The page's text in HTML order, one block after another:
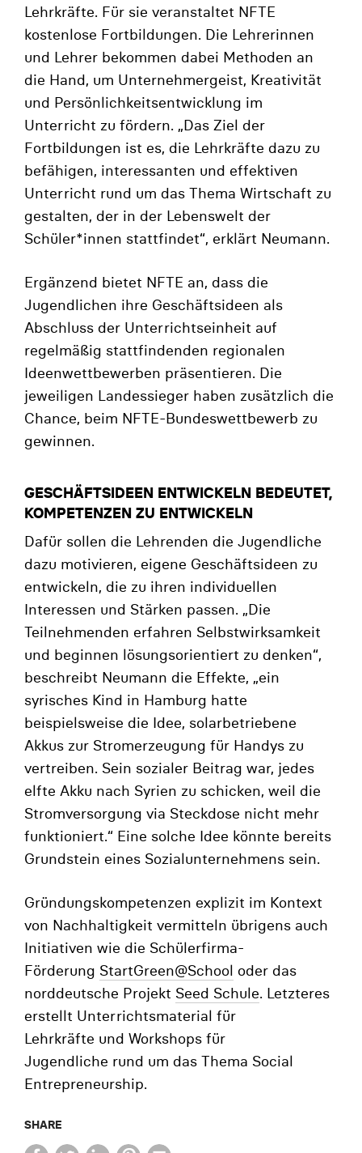
Lehrkräfte. Für sie veranstaltet NFTE
kostenlose Fortbildungen. Die Lehrerinnen
und Lehrer bekommen dabei Methoden an
die Hand, um Unternehmergeist, Kreativität
und Persönlichkeitsentwicklung im
Unterricht zu fördern. „Das Ziel der
Fortbildungen ist es, die Lehrkräfte dazu zu
befähigen, interessanten und effektiven
Unterricht rund um das Thema Wirtschaft zu
gestalten, der in der Lebenswelt der
Schüler*innen stattfindet“, erklärt Neumann.
Ergänzend bietet NFTE an, dass die
Jugendlichen ihre Geschäftsideen als
Abschluss der Unterrichtseinheit auf
regelmäßig stattfindenden regionalen
Ideenwettbewerben präsentieren. Die
jeweiligen Landessieger haben zusätzlich die
Chance, beim NFTE-Bundeswettbewerb zu
gewinnen.
GESCHÄFTSIDEEN ENTWICKELN BEDEUTET,
KOMPETENZEN ZU ENTWICKELN
Dafür sollen die Lehrenden die Jugendliche
dazu motivieren, eigene Geschäftsideen zu
entwickeln, die zu ihren individuellen
Interessen und Stärken passen. „Die
Teilnehmenden erfahren Selbstwirksamkeit
und beginnen lösungsorientiert zu denken“,
beschreibt Neumann die Effekte, „ein
syrisches Kind in Hamburg hatte
beispielsweise die Idee, solarbetriebene
Akkus zur Stromerzeugung für Handys zu
vertreiben. Sein sozialer Beitrag war, jedes
elfte Akku nach Syrien zu schicken, weil die
Stromversorgung via Steckdose nicht mehr
funktioniert.“ Eine solche Idee könnte bereits
Grundstein eines Sozialunternehmens sein.
Gründungskompetenzen explizit im Kontext
von Nachhaltigkeit vermitteln übrigens auch
Initiativen wie die Schülerfirma-
Förderung StartGreen@School oder das
norddeutsche Projekt Seed Schule. Letzteres
erstellt Unterrichtsmaterial für
Lehrkräfte und Workshops für
Jugendliche rund um das Thema Social
Entrepreneurship.
SHARE